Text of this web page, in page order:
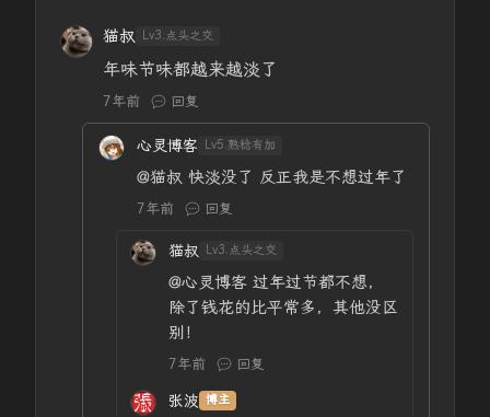
猫叔 Lv3.点头之交
年味节味都越来越淡了
7年前 回复
心灵博客 Lv5.熟稔有加
@猫叔 快淡没了 反正我是不想过年了
7年前 回复
猫叔 Lv3.点头之交
@心灵博客 过年过节都不想，
除了钱花的比平常多，其他没区
别！
7年前 回复
张波 博主